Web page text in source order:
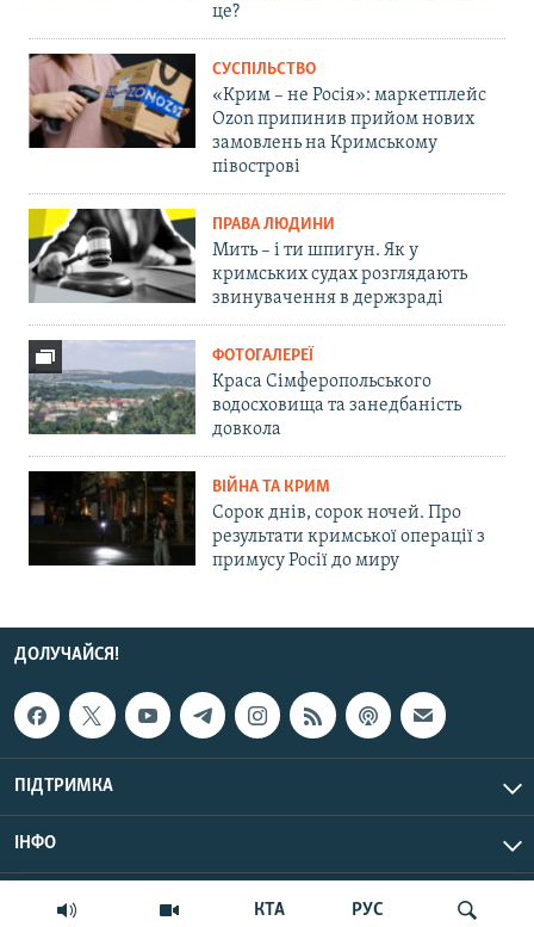
КТА РУС
це?
СУСПІЛЬСТВО
«Крим – не Росія»: маркетплейс
Ozon припинив прийом нових
замовлень на Кримському
півострові
ПРАВА ЛЮДИНИ
Мить – і ти шпигун. Як у
кримських судах розглядають
звинувачення в держзраді
ФОТОГАЛЕРЕЇ
Краса Сімферопольського
водосховища та занедбаність
довкола
ВІЙНА ТА КРИМ
Сорок днів, сорок ночей. Про
результати кримської операції з
примусу Росії до миру
ДОЛУЧАЙСЯ!
ПІДТРИМКА
ІНФО
© Крим.Реалії, 2026 | Усі права застережено.